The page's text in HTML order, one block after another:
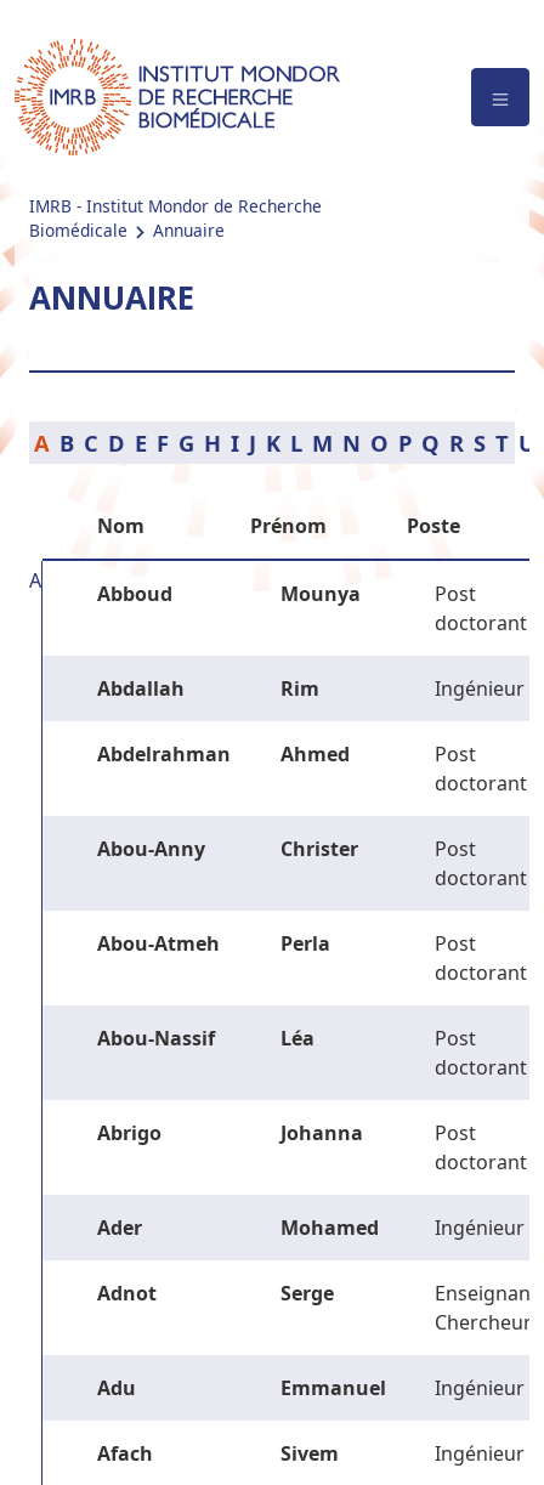
IMRB - Institut Mondor de Recherche
Biomédicale
Annuaire
ANNUAIRE
A B C D E F G H I J K L M N O P Q R S T U
Nom Prénom Poste
A Abboud Mounya
Post
doctorant
Abdallah Rim Ingénieur
Abdelrahman Ahmed
Post
doctorant
Abou-Anny Christer
Post
doctorant
Abou-Atmeh Perla
Post
doctorant
Abou-Nassif Léa
Post
doctorant
Abrigo Johanna
Post
doctorant
Ader Mohamed Ingénieur
Adnot Serge
Enseignant-
Chercheur
Adu Emmanuel Ingénieur
Afach Sivem Ingénieur